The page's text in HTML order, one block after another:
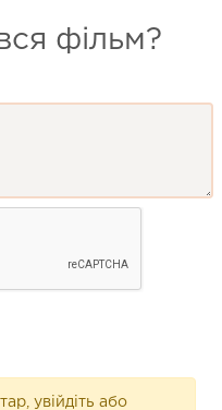
фільм?
увійдіть або